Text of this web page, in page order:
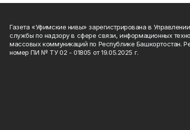
Газета «Уфимские нивы» зарегистрирована в
службы по надзору в сфере связи, информационных
массовых коммуникаций по Республике Башкортостан.
номер ПИ № ТУ 02 - 01805 от 19.05.2025 г.